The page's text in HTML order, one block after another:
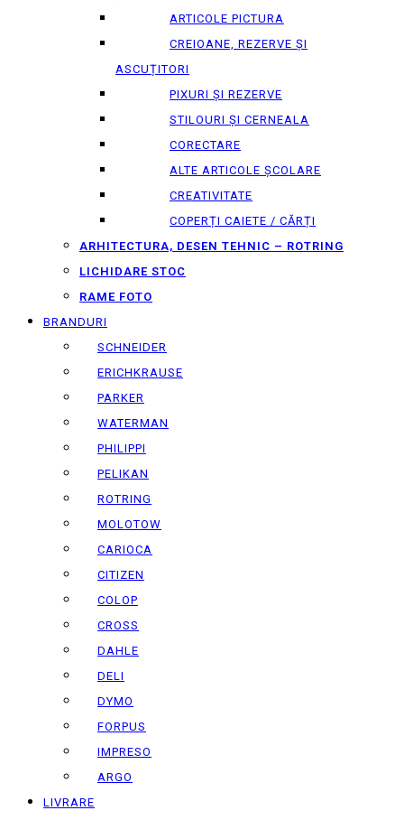
ARTICOLE PICTURA
CREIOANE, REZERVE ȘI
ASCUȚITORI
PIXURI ȘI REZERVE
STILOURI ȘI CERNEALA
CORECTARE
ALTE ARTICOLE ȘCOLARE
CREATIVITATE
COPERȚI CAIETE / CĂRȚI
ARHITECTURA, DESEN TEHNIC – ROTRING
LICHIDARE STOC
RAME FOTO
BRANDURI
SCHNEIDER
ERICHKRAUSE
PARKER
WATERMAN
PHILIPPI
PELIKAN
ROTRING
MOLOTOW
CARIOCA
CITIZEN
COLOP
CROSS
DAHLE
DELI
DYMO
FORPUS
IMPRESO
ARGO
LIVRARE